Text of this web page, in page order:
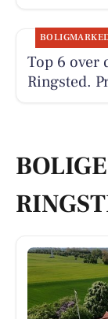
Top 6 over
Ringsted.